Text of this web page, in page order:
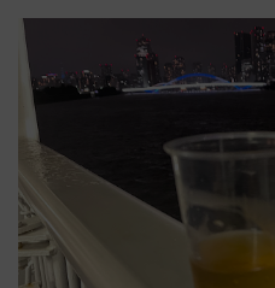
放的な車内空間に注目、デビュ
ーは9月